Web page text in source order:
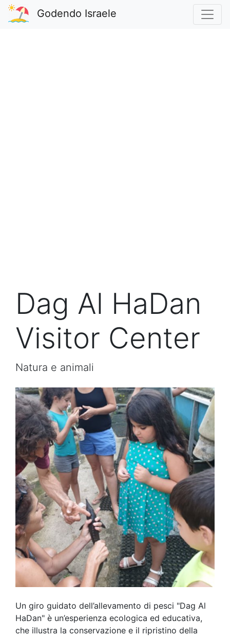
Godendo Israele
Dag Al HaDan
Visitor Center
Natura e animali
Un giro guidato dell’allevamento di pesci "Dag Al
HaDan" è un’esperienza ecologica ed educativa,
che illustra la conservazione e il ripristino della